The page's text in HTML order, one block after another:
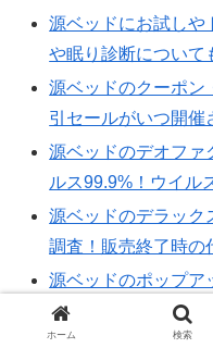
源ベッドにお試しや
や眠り診断について
源ベッドのクーポン
引セールがいつ開催
源ベッドのデオファ
ルス99.9%！ウイル
源ベッドのデラック
調査！販売終了時の
源ベッドのポップア
を調査！東京都内で
ホーム 検索